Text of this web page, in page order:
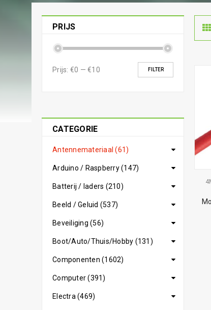
PRIJS
FILTER
Prijs: €0 — €10
CATEGORIE
Antennemateriaal (61)
Arduino / Raspberry (147)
Batterij / laders (210)
Beeld / Geluid (537)
Beveiliging (56)
Boot/Auto/Thuis/Hobby (131)
Componenten (1602)
Computer (391)
Electra (469)